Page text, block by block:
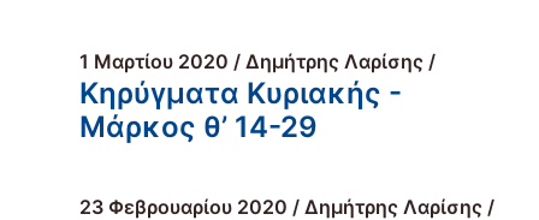
1 Μαρτίου 2020 / Δημήτρης Λαρίσης /
Κηρύγματα Κυριακής -
Μάρκος θ’ 14-29
23 Φεβρουαρίου 2020 / Δημήτρης Λαρίσης /